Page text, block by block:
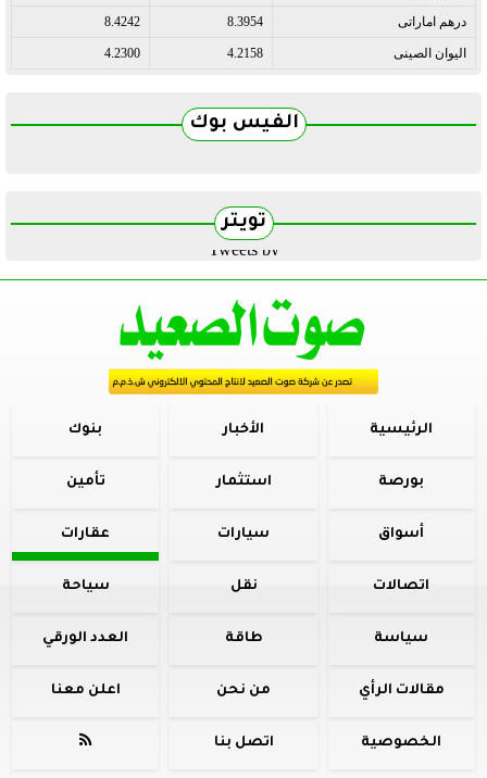
درهم اماراتى 8.3954
8.4242
اليوان الصينى 4.2158
4.2300
الفيس بوك
تويتر
Tweets by
الرئيسية الأخبار بنوك
بورصة استثمار تأمين
أسواق سيارات عقارات
اتصالات نقل سياحة
سياسة طاقة العدد الورقي
مقالات الرأي من نحن اعلن معنا
الخصوصية اتصل بنا 